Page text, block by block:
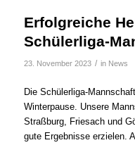
Erfolgreiche
Schülerliga-
23. November 2023 / in News
Die Schülerliga-
Winterpause. Unsere
Straßburg, Friesach und
gute Ergebnisse erzielen.